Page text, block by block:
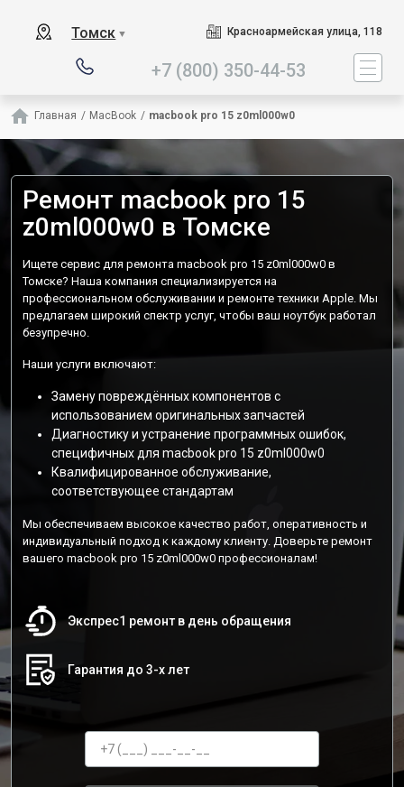
Томск ▼ Красноармейская улица, 118
+7 (800) 350-44-53
Главная / MacBook / macbook pro 15 z0ml000w0
Ремонт macbook pro 15
z0ml000w0 в Томске
Ищете сервис для ремонта macbook pro 15 z0ml000w0 в
Томске? Наша компания специализируется на
профессиональном обслуживании и ремонте техники Apple. Мы
предлагаем широкий спектр услуг, чтобы ваш ноутбук работал
безупречно.
Наши услуги включают:
Замену повреждённых компонентов с
использованием оригинальных запчастей
Диагностику и устранение программных ошибок,
специфичных для macbook pro 15 z0ml000w0
Квалифицированное обслуживание,
соответствующее стандартам
Мы обеспечиваем высокое качество работ, оперативность и
индивидуальный подход к каждому клиенту. Доверьте ремонт
вашего macbook pro 15 z0ml000w0 профессионалам!
Экспрес1 ремонт в день обращения
Гарантия до 3-х лет